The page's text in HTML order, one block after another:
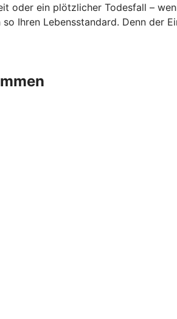
oder ein plötzlicher Todesfall –
Ihren Lebensstandard. Denn der